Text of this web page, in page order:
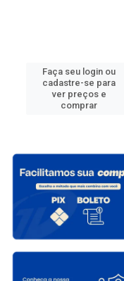
Faça seu login ou
cadastre-se para
ver preços e
comprar